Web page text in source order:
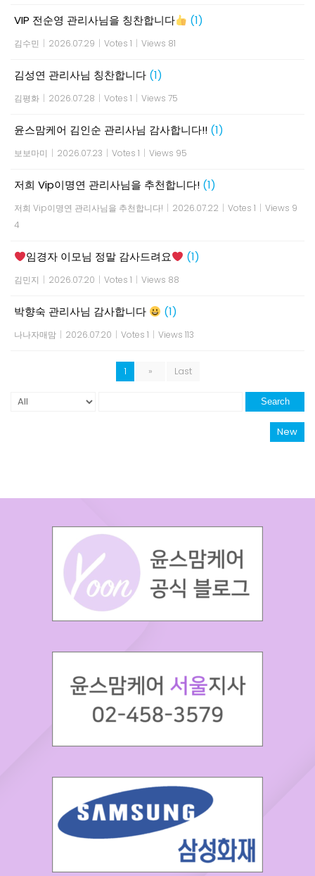
VIP 전순영 관리사님을 칭찬합니다 (1)
김수민 | 2026.07.29 | Votes 1 | Views 81
김성연 관리사님 칭찬합니다 (1)
김평화 | 2026.07.28 | Votes 1 | Views 75
윤스맘케어 김인순 관리사님 감사합니다!! (1)
보보마미 | 2026.07.23 | Votes 1 | Views 95
저희 Vip이명연 관리사님을 추천합니다! (1)
저희 Vip이명연 관리사님을 추천합니다! | 2026.07.22 | Votes 1 | Views 9
4
임경자 이모님 정말 감사드려요 (1)
김민지 | 2026.07.20 | Votes 1 | Views 88
박향숙 관리사님 감사합니다 (1)
나나자매맘 | 2026.07.20 | Votes 1 | Views 113
1 » Last
Search
New